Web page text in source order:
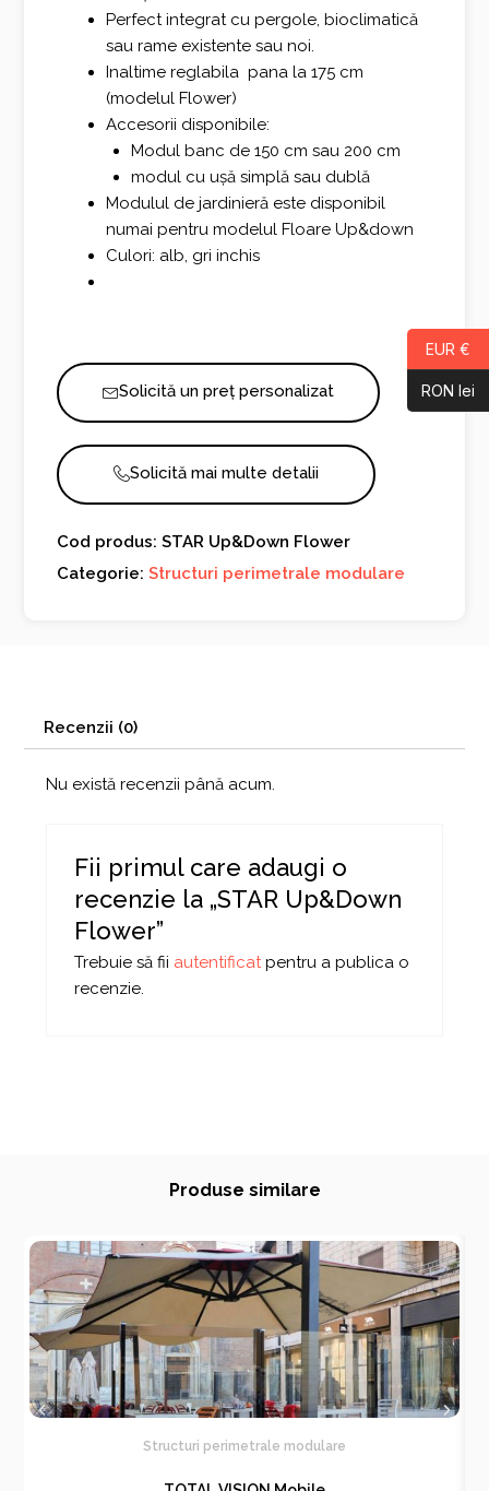
Perfect integrat cu pergole, bioclimatică
sau rame existente sau noi.
Inaltime reglabila pana la 175 cm
(modelul Flower)
Accesorii disponibile:
Modul banc de 150 cm sau 200 cm
modul cu ușă simplă sau dublă
Modulul de jardinieră este disponibil
numai pentru modelul Floare Up&down
Culori: alb, gri inchis
Solicită un preț personalizat
Solicită mai multe detalii
Cod produs: STAR Up&Down Flower
Categorie:Structuri perimetrale modulare
Recenzii (0)
Nu există recenzii până acum.
Fii primul care adaugi o
recenzie la „STAR Up&Down
Flower”
Trebuie să fii autentificatpentru a publica o
recenzie.
Produse similare
Structuri perimetrale modulare
EUR €
RON lei